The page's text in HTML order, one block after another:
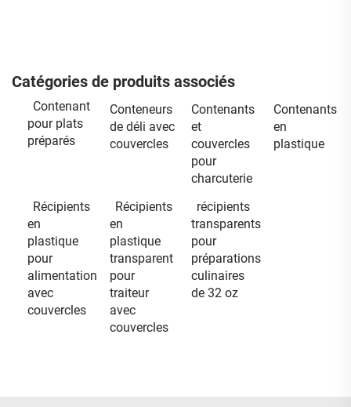
Catégories de produits associés
Contenant
pour plats
préparés
Conteneurs
de déli avec
couvercles
Contenants
et
couvercles
pour
charcuterie
Contenants
en
plastique
Récipients
en
plastique
pour
alimentation
avec
couvercles
Récipients
en
plastique
transparent
pour
traiteur
avec
couvercles
récipients
transparents
pour
préparations
culinaires
de 32 oz